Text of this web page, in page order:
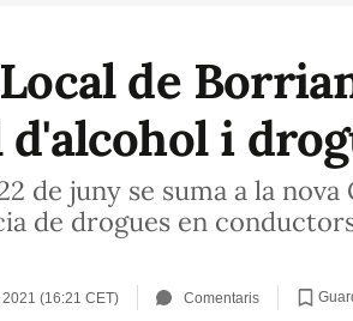
de
i
de juny se suma a la
de drogues en
(16:21 CET) Comentaris